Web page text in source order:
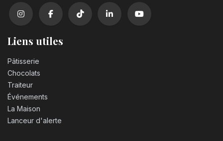
Liens utiles
Pâtisserie
Chocolats
Traiteur
Événements
La Maison
Lanceur d'alerte